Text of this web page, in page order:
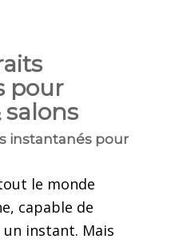
pour
salons
instantanés pour
le monde
capable de
instant. Mais